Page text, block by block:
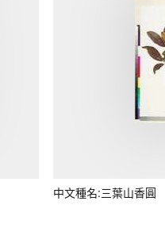
中文種名:三葉山香圓